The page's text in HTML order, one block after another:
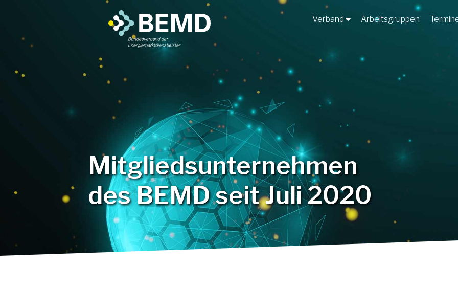
Verband Arbeitsgruppen
Mitgliedsunternehmen
des BEMD seit Juli 2020